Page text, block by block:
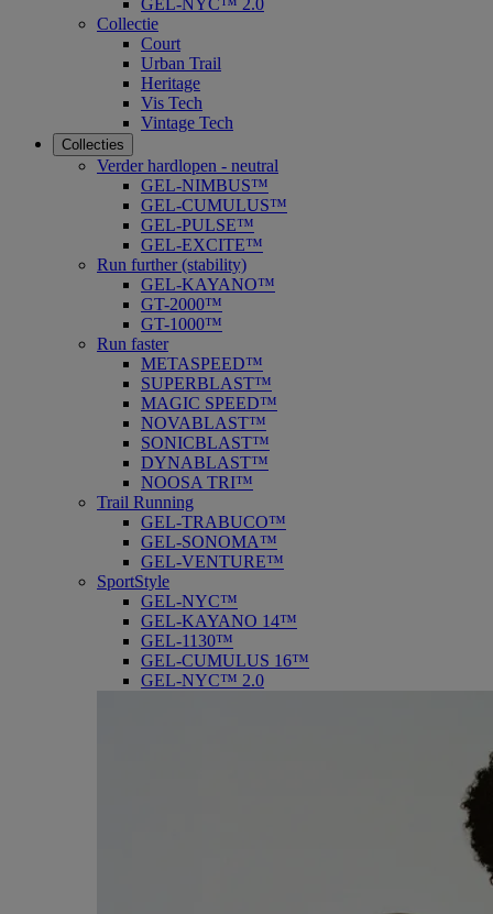
GEL-NYC™ 2.0
Collectie
Court
Urban Trail
Heritage
Vis Tech
Vintage Tech
Collecties
Verder hardlopen - neutral
GEL-NIMBUS™
GEL-CUMULUS™
GEL-PULSE™
GEL-EXCITE™
Run further (stability)
GEL-KAYANO™
GT-2000™
GT-1000™
Run faster
METASPEED™
SUPERBLAST™
MAGIC SPEED™
NOVABLAST™
SONICBLAST™
DYNABLAST™
NOOSA TRI™
Trail Running
GEL-TRABUCO™
GEL-SONOMA™
GEL-VENTURE™
SportStyle
GEL-NYC™
GEL-KAYANO 14™
GEL-1130™
GEL-CUMULUS 16™
GEL-NYC™ 2.0